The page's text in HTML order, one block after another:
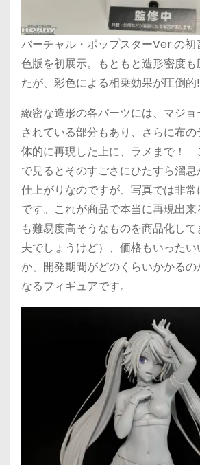
バーチャル・ポップスターVer.の
色版を初展示。もともと造形密度
たが、彩色による相乗効果が圧倒的
緻密な造形の各パーツには、マジ
されている部分もあり、さらに布
体的に再現した上に、ラメまで！
で見るとそのすごさにひたすら溜
仕上がりなのですが、写真では非
です。これが商品で本当に再現出
も難易度高そうなものを商品化し
夫でしょうけど）、価格もいった
か、開発期間がどのくらいかかる
なるフィギュアです。